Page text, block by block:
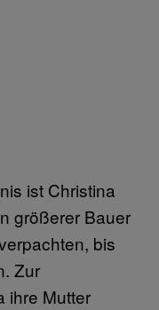
ist Christina
größerer Bauer
bis
Zur
ihre Mutter